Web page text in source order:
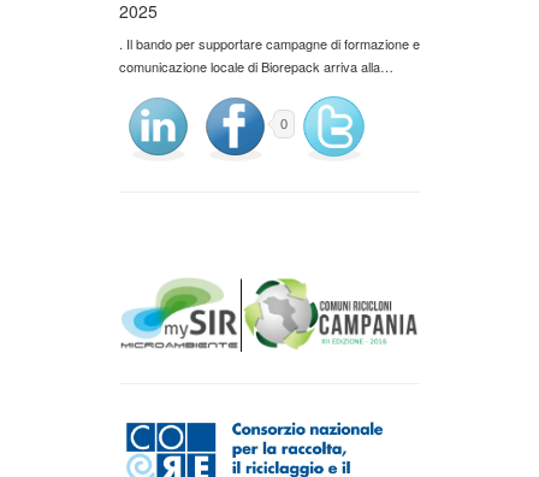
2025
. Il bando per supportare campagne di formazione e
comunicazione locale di Biorepack arriva alla…
0